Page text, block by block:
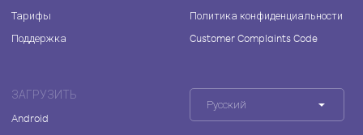
Тарифы
Поддержка
Политика конфиденциальности
Customer Complaints Code
ЗАГРУЗИТЬ
Android
Русский